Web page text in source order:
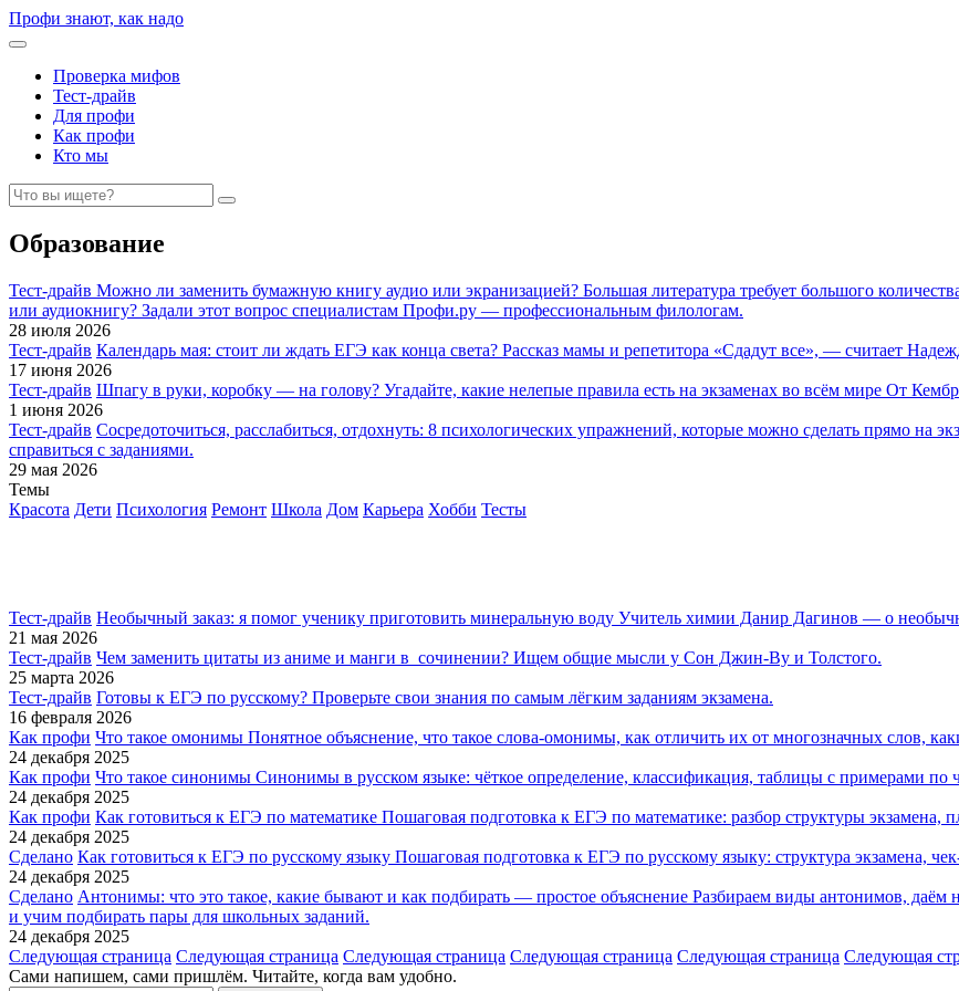
Профи знают, как надо
Проверка мифов
Тест-драйв
Для профи
Как профи
Кто мы
Образование
Тест-драйв Можно ли заменить бумажную книгу аудио или экранизацией? Большая литература требует большого
или аудиокнигу? Задали этот вопрос специалистам Профи.ру — профессиональным филологам.
28 июля 2026
Тест-драйв Календарь мая: стоит ли ждать ЕГЭ как конца света? Рассказ мамы и репетитора «Сдадут все», — считает
17 июня 2026
Тест-драйв Шпагу в руки, коробку — на голову? Угадайте, какие нелепые правила есть на экзаменах во всём мире От
1 июня 2026
Тест-драйв Сосредоточиться, расслабиться, отдохнуть: 8 психологических упражнений, которые можно сделать прямо на
справиться с заданиями.
29 мая 2026
Темы
Красота Дети Психология Ремонт Школа Дом Карьера Хобби Тесты
Тест-драйв Необычный заказ: я помог ученику приготовить минеральную воду Учитель химии Данир Дагинов — о
21 мая 2026
Тест-драйв Чем заменить цитаты из аниме и манги в сочинении? Ищем общие мысли у Сон Джин-Ву и Толстого.
25 марта 2026
Тест-драйв Готовы к ЕГЭ по русскому? Проверьте свои знания по самым лёгким заданиям экзамена.
16 февраля 2026
Как профи Что такое омонимы Понятное объяснение, что такое слова‑омонимы, как отличить их от многозначных слов,
24 декабря 2025
Как профи Что такое синонимы Синонимы в русском языке: чёткое определение, классификация, таблицы с примерами по
24 декабря 2025
Как профи Как готовиться к ЕГЭ по математике Пошаговая подготовка к ЕГЭ по математике: разбор структуры экзамена,
24 декабря 2025
Сделано Как готовиться к ЕГЭ по русскому языку Пошаговая подготовка к ЕГЭ по русскому языку: структура экзамена,
24 декабря 2025
Сделано Антонимы: что это такое, какие бывают и как подбирать — простое объяснение Разбираем виды антонимов, даём
и учим подбирать пары для школьных заданий.
24 декабря 2025
Следующая страница Следующая страница Следующая страница Следующая страница Следующая страница Следующая
Сами напишем, сами пришлём. Читайте, когда вам удобно.